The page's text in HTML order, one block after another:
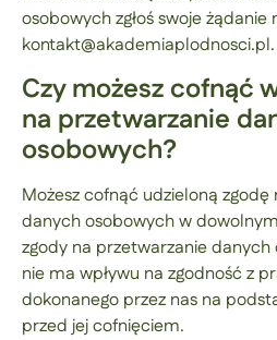
osobowych zgłoś swoje żądanie
kontakt@akademiaplodnosci.pl.
Czy możesz cofnąć
na przetwarzanie
osobowych?
Możesz cofnąć udzieloną
danych osobowych w
zgody na przetwarzanie
nie ma wpływu na zgodność z
dokonanego przez nas na
przed jej cofnięciem.